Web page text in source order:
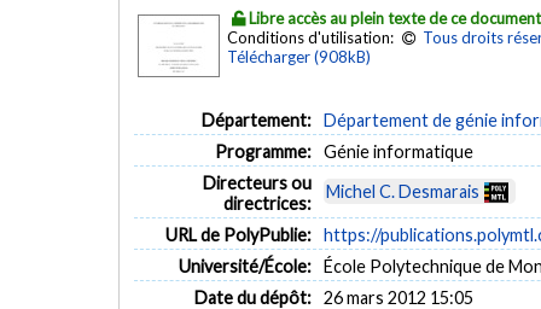
Libre accès au plein texte de ce document
Conditions d'utilisation:
Tous droits
Télécharger (908kB)
Département: Département de génie
Programme: Génie informatique
Directeurs ou
directrices:
Michel C. Desmarais
URL de PolyPublie: https://
Université/École: École Polytechnique de
Date du dépôt: 26 mars 2012 15:05